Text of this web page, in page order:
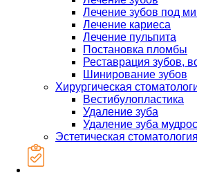
Лечение зубов под
Лечение кариеса
Лечение пульпита
Постановка пломбы
Реставрация зубов,
Шинирование зубов
Хирургическая
Вестибулопластика
Удаление зуба
Удаление зуба
Эстетическая стоматология